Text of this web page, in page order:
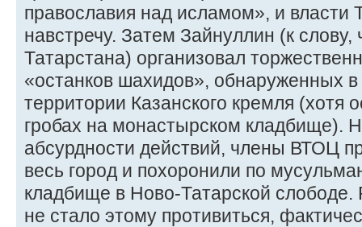
православия над исламом», и власти
навстречу. Затем Зайнуллин (к
Татарстана) организовал
«останков шахидов», обнаруженных в
территории Казанского кремля (хотя
гробах на монастырском кладбище).
абсурдности действий, члены ВТОЦ
весь город и похоронили по
кладбище в Ново-Татарской слободе.
не стало этому противиться,